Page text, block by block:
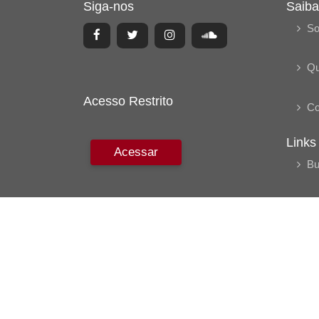
Siga-nos
Acesso Restrito
Acessar